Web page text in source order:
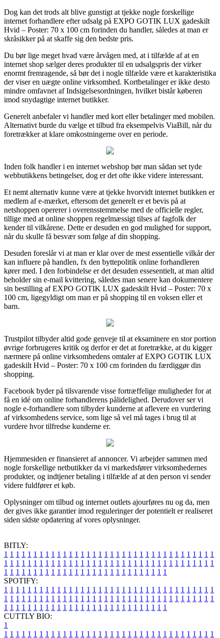
Dog kan det trods alt blive gunstigt at tjekke nogle forskellige
internet forhandlere efter udsalg på EXPO GOTIK LUX gadeskilt
Hvid – Poster: 70 x 100 cm forinden du handler, således at man er
skråsikker på at skaffe sig den bedste pris.
Du bør lige meget hvad være årvågen med, at i tilfælde af at en
internet shop sælger deres produkter til en udsalgspris der virker
enormt fremragende, så bør det i nogle tilfælde være et karakteristika
der viser en uægte online virksomhed. Kortbetalinger er ikke desto
mindre omfavnet af Indsigelsesordningen, hvilket bistår køberen
imod snydagtige internet butikker.
Generelt anbefaler vi handler med kort eller betalinger med mobilen.
Alternativt burde du vælge et tilbud fra eksempelvis ViaBill, når du
foretrækker at klare omkostningerne over en periode.
Inden folk handler i en internet webshop bør man sådan set tyde
webbutikkens betingelser, dog er det ofte ikke videre interessant.
Et nemt alternativ kunne være at tjekke hvorvidt internet butikken er
medlem af e-mærket, eftersom det generelt er et bevis på at
netshoppen opererer i overensstemmelse med de officielle regler,
tillige med at online shoppen regelmæssigt tilses af fagfolk der
kender til vilkårene. Dette er desuden en god mulighed for support,
når du skulle få besvær som følge af din shopping.
Desuden foreslår vi at man er klar over de mest essentielle vilkår der
kan influere på handlen, fx den byttepolitik online forhandleren
kører med. I den forbindelse er det desuden essesentielt, at man altid
beholder sin e-mail kvittering, således man senere kan dokumentere
sin bestilling af EXPO GOTIK LUX gadeskilt Hvid – Poster: 70 x
100 cm, ligegyldigt om man er på shopping til en voksen eller et
barn.
Trustpilot tilbyder altid gode genveje til at eksaminere en stor portion
øvrige forbrugeres kritik og derfor er det at foretrække, at du kigger
nærmere på online virksomhedens omtaler af EXPO GOTIK LUX
gadeskilt Hvid – Poster: 70 x 100 cm forinden du færdiggør din
shopping.
Facebook byder på tilsvarende visse fortræffelige muligheder for at
få en idé om online forhandlerens pålidelighed. Derudover ser vi
nogle e-forhandlere som tilbyder kunderne at aflevere en vurdering
af virksomhedens service, som lige så vel må tages i brug til at
vurdere hvor tilfredse kunderne er.
Hjemmesiden er finansieret af annoncer. Vi arbejder sammen med
nogle forskellige netbutikker da vi markedsfører virksomhedernes
produkter, og indtjener betaling i tilfælde af at den person vi sender
videre fuldfører et køb.
Oplysninger om tilbud og internet outlets ajourføres nu og da, men
der gives ikke garantier imod reguleringer der potentielt er realiseret
siden sidste opdatering af vores oplysninger.
BITLY:
1 1 1 1 1 1 1 1 1 1 1 1 1 1 1 1 1 1 1 1 1 1 1 1 1 1 1 1 1 1 1 1 1 1 1 1
1 1 1 1 1 1 1 1 1 1 1 1 1 1 1 1 1 1 1 1 1 1 1 1 1 1 1 1 1 1 1 1 1 1 1 1
1 1 1 1 1 1 1 1 1 1 1 1 1 1 1 1 1 1 1 1 1 1 1 1 1 1 1 1
SPOTIFY:
1 1 1 1 1 1 1 1 1 1 1 1 1 1 1 1 1 1 1 1 1 1 1 1 1 1 1 1 1 1 1 1 1 1 1 1
1 1 1 1 1 1 1 1 1 1 1 1 1 1 1 1 1 1 1 1 1 1 1 1 1 1 1 1 1 1 1 1 1 1 1 1
1 1 1 1 1 1 1 1 1 1 1 1 1 1 1 1 1 1 1 1 1 1 1 1 1 1 1 1
CUTTLY BIO:
1
1 1 1 1 1 1 1 1 1 1 1 1 1 1 1 1 1 1 1 1 1 1 1 1 1 1 1 1 1 1 1 1 1 1 1 1